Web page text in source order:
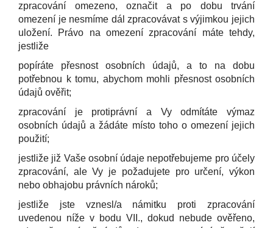
zpracování omezeno, označit a po dobu trvání
omezení je nesmíme dál zpracovávat s výjimkou jejich
uložení. Právo na omezení zpracování máte tehdy,
jestliže
popíráte přesnost osobních údajů, a to na dobu
potřebnou k tomu, abychom mohli přesnost osobních
údajů ověřit;
zpracování je protiprávní a Vy odmítáte výmaz
osobních údajů a žádáte místo toho o omezení jejich
použití;
jestliže již Vaše osobní údaje nepotřebujeme pro účely
zpracování, ale Vy je požadujete pro určení, výkon
nebo obhajobu právních nároků;
jestliže jste vznesl/a námitku proti zpracování
uvedenou níže v bodu VII., dokud nebude ověřeno,